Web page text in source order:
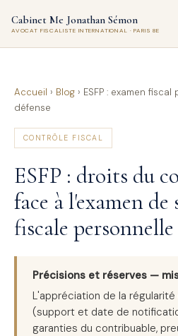
Cabinet Me Jonathan Sémon
AVOCAT FISCALISTE INTERNATIONAL · PARIS 8E
Accueil › Blog › ESFP : examen
défense
CONTRÔLE FISCAL
ESFP : droits du
face à l'examen
fiscale personnelle
Précisions et réserves —
L'appréciation de la
(support et date de
garanties du contribuable,